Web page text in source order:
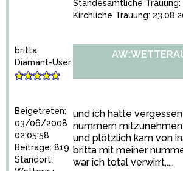
Standesamtliche Trauung:
Kirchliche Trauung:
britta
Diamant-User
Beigetreten:
03/06/2008
02:05:58
Beiträge: 819
Standort:
und ich hatte
nummern
und plötzlich kam von
britta mit meiner
war ich total verwirrt,....